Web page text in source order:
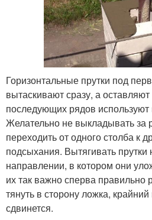
Горизонтальные прутки под
вытаскивают сразу, а
последующих рядов используют
Желательно не выкладывать за
переходить от одного столба к
подсыхания. Вытягивать прутки
направлении, в котором они
их так важно сперва правильно
тянуть в сторону ложка,
сдвинется.